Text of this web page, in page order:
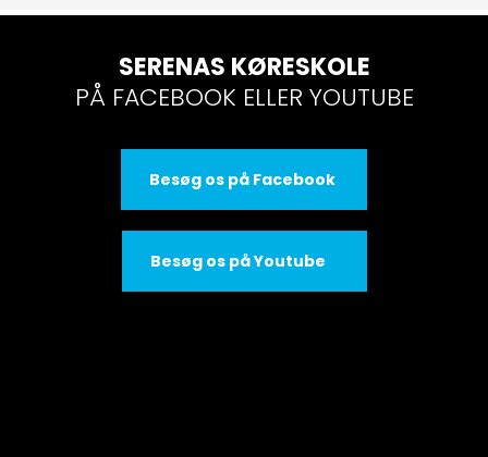
​SERENAS KØRESKOLE
​​PÅ FACEBOOK ELLER YOUTUBE
​Besøg os på Facebook ​
​Besøg os på Youtube ​